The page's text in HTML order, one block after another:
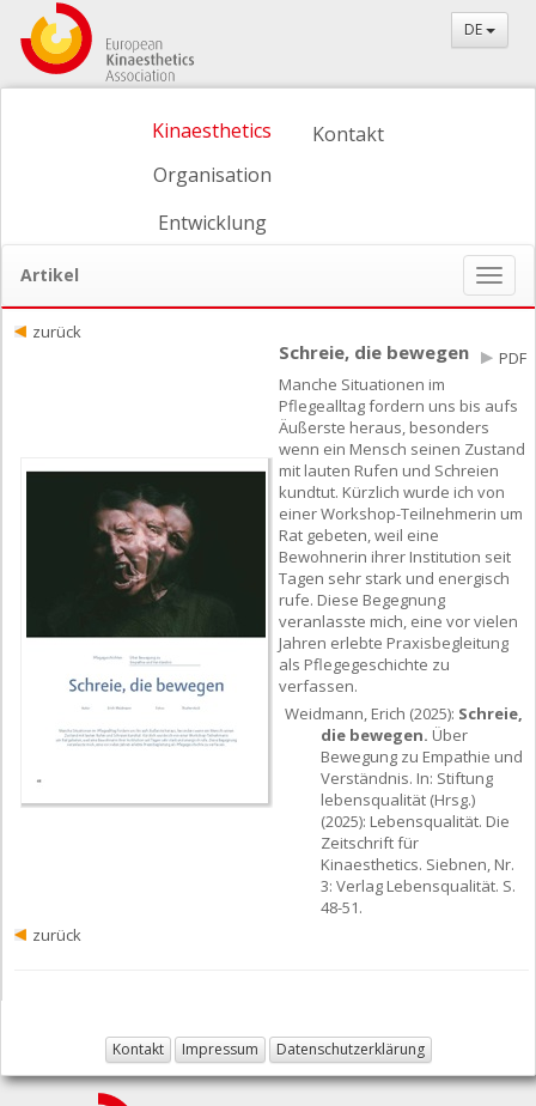
DE
Kinaesthetics
Organisation
Entwicklung
Kontakt
Artikel
ein-/
zurück
Schreie, die bewegen
PDF
Manche Situationen im
Pflegealltag fordern uns bis aufs
Äußerste heraus, besonders
wenn ein Mensch seinen Zustand
mit lauten Rufen und Schreien
kundtut. Kürzlich wurde ich von
einer Workshop-Teilnehmerin um
Rat gebeten, weil eine
Bewohnerin ihrer Institution seit
Tagen sehr stark und energisch
rufe. Diese Begegnung
veranlasste mich, eine vor vielen
Jahren erlebte Praxisbegleitung
als Pflegegeschichte zu
verfassen.
Weidmann, Erich (2025): Schreie,
die bewegen. Über
Bewegung zu Empathie und
Verständnis. In: Stiftung
lebensqualität (Hrsg.)
(2025): Lebensqualität. Die
Zeitschrift für
Kinaesthetics. Siebnen, Nr.
3: Verlag Lebensqualität. S.
48-51.
zurück
Kontakt Impressum Datenschutzerklärung